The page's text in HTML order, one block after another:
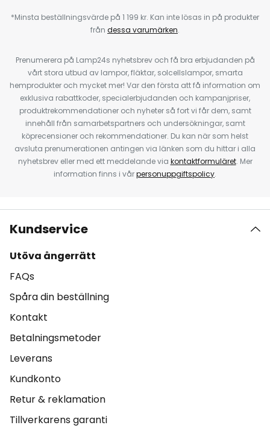
*Minsta beställningsvärde på 1 199 kr. Kan inte lösas in på produkter
från dessa varumärken.
Prenumerera på Lamp24s nyhetsbrev och få bra erbjudanden på
vårt stora utbud av lampor, fläktar, solcellslampor, smarta
hemprodukter och mycket mer! Var den första att få information om
exklusiva rabattkoder, specialerbjudanden och kampanjpriser,
produktrekommendationer och nyheter så fort vi får dem, samt
innehåll från samarbetspartners och undersökningar, samt
köprecensioner och rekommendationer. Du kan när som helst
avsluta prenumerationen antingen via länken som du hittar i alla
nyhetsbrev eller med ett meddelande via kontaktformuläret. Mer
information finns i vårpersonuppgiftspolicy.
Kundservice
Utöva ångerrätt
FAQs
Spåra din beställning
Kontakt
Betalningsmetoder
Leverans
Kundkonto
Retur & reklamation
Tillverkarens garanti